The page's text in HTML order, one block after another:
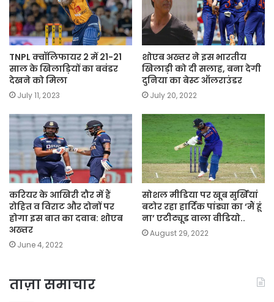
TNPL क्वॉलिफायर 2 में 21-21
साल के खिलाड़ियों का बवंडर
देखने को मिला
July 11, 2023
शोएब अख्तर ने इस भारतीय
खिलाड़ी को दी सलाह, बना देगी
दुनिया का बेस्ट ऑलराउंडर
July 20, 2022
करियर के आखिरी दौर में हैं
रोहित व विराट और दोनों पर
होगा इस बात का दवाब: शोएब
अख्तर
June 4, 2022
सोशल मीडिया पर खूब सुर्खियां
बटोर रहा हार्दिक पांड्या का ‘मैं हूं
ना’ एटीट्यूड वाला वीडियो..
August 29, 2022
ताज़ा समाचार